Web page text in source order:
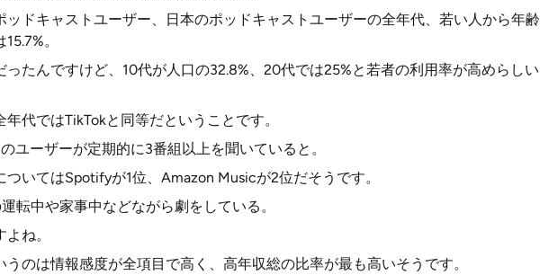
ドキャストユーザー、日本のポッドキャストユーザーの全年代、若い人から年齢
。
たんですけど、10代が人口の32.8%、20代では25%と若者の利用率が高めらしい
代ではTikTokと同等だということです。
ユーザーが定期的に3番組以上を聞いていると。
いてはSpotifyが1位、Amazon Musicが2位だそうです。
転中や家事中などながら劇をしている。
ね。
のは情報感度が全項目で高く、高年収総の比率が最も高いそうです。